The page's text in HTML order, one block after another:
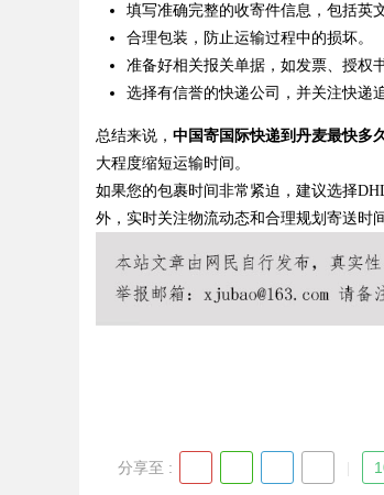
填写准确完整的收寄件信息，包括英
合理包装，防止运输过程中的损坏。
准备好相关报关单据，如发票、授权书
选择有信誉的快递公司，并关注快递
总结来说， 中国寄国际快递到丹麦最快多
大程度缩短运输时间。
如果您的包裹时间非常紧迫，建议选择
外，实时关注物流动态和合理规划寄送时
分享至 :